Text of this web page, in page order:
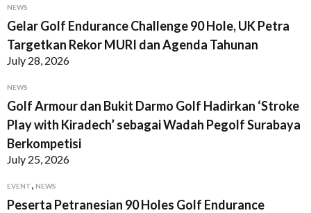
NEWS
Gelar Golf Endurance Challenge 90 Hole, UK Petra
Targetkan Rekor MURI dan Agenda Tahunan
July 28, 2026
NEWS
Golf Armour dan Bukit Darmo Golf Hadirkan ‘Stroke
Play with Kiradech’ sebagai Wadah Pegolf Surabaya
Berkompetisi
July 25, 2026
EVENT, NEWS
Peserta Petranesian 90 Holes Golf Endurance